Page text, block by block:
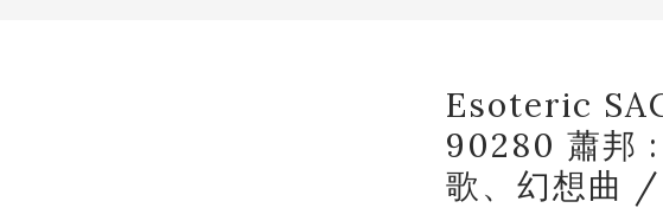
Esoteric
90280 蕭邦
歌、幻想曲 /